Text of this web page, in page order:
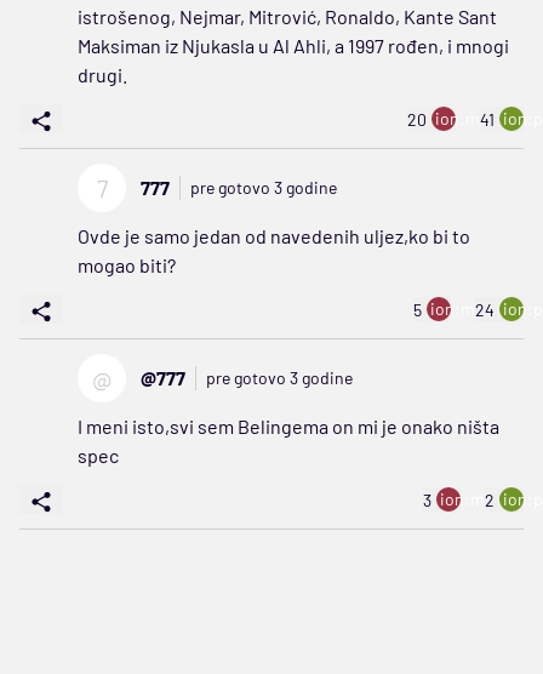
istrošenog, Nejmar, Mitrović, Ronaldo, Kante Sant
Maksiman iz Njukasla u Al Ahli, a 1997 rođen, i mnogi
drugi.
20 ion:minus
41
7 777 pre gotovo 3 godine
Ovde je samo jedan od navedenih uljez,ko bi to
mogao biti?
5 ion:minus
24
@ @777 pre gotovo 3 godine
I meni isto,svi sem Belingema on mi je onako ništa
spec
3 ion:minus
2